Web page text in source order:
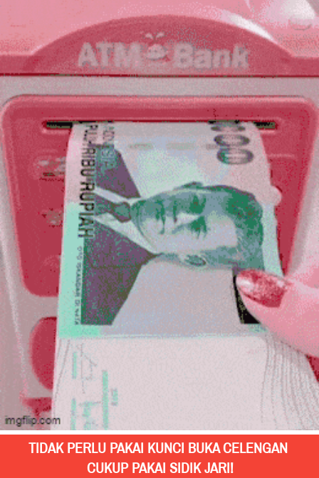
TIDAK PERLU PAKAI KUNCI BUKA CELENGAN
CUKUP PAKAI SIDIK JARI!